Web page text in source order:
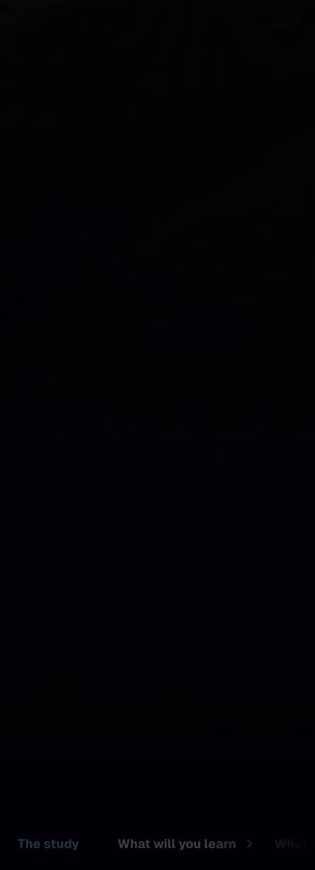
The study What will you learn What
Musician 3.0